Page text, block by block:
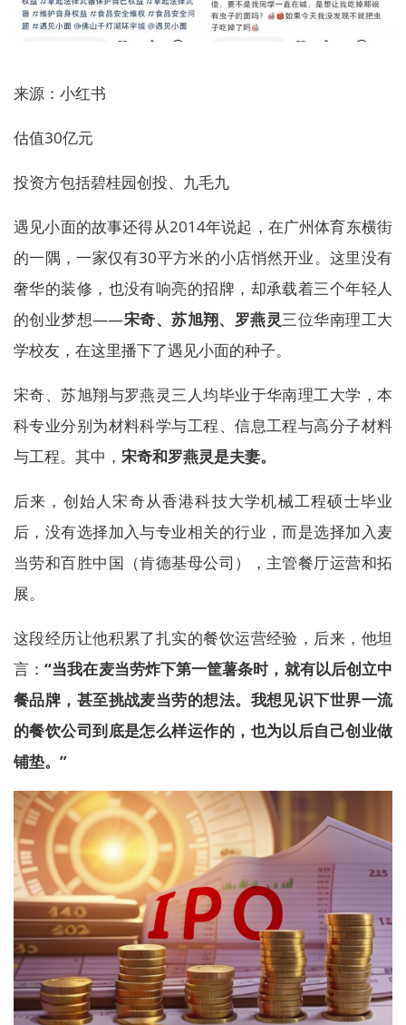
来源：小红书
估值30亿元
投资方包括碧桂园创投、九毛九
遇见小面的故事还得从2014年说起，在广州体育东横街
的一隅，一家仅有30平方米的小店悄然开业。这里没有
奢华的装修，也没有响亮的招牌，却承载着三个年轻人
的创业梦想——宋奇、苏旭翔、罗燕灵三位华南理工大
学校友，在这里播下了遇见小面的种子。
宋奇、苏旭翔与罗燕灵三人均毕业于华南理工大学，本
科专业分别为材料科学与工程、信息工程与高分子材料
与工程。其中， 宋奇和罗燕灵是夫妻。
后来，创始人宋奇从香港科技大学机械工程硕士毕业
后，没有选择加入与专业相关的行业，而是选择加入麦
当劳和百胜中国（肯德基母公司），主管餐厅运营和拓
展。
这段经历让他积累了扎实的餐饮运营经验，后来，他坦
言：“当我在麦当劳炸下第一筐薯条时，就有以后创立中
餐品牌，甚至挑战麦当劳的想法。我想见识下世界一流
的餐饮公司到底是怎么样运作的，也为以后自己创业做
铺垫。”